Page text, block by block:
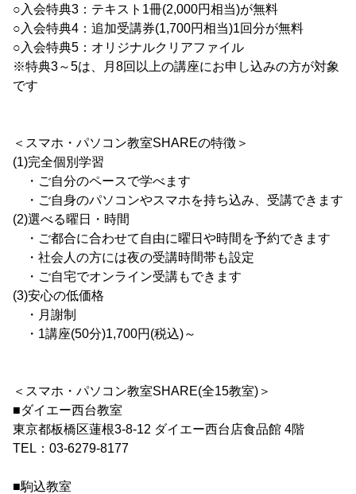
○入会特典3：テキスト1冊(2,000円相当)が無料
○入会特典4：追加受講券(1,700円相当)1回分が無料
○入会特典5：オリジナルクリアファイル
※特典3～5は、月8回以上の講座にお申し込みの方が対象
です
＜スマホ・パソコン教室SHAREの特徴＞
(1)完全個別学習
・ご自分のペースで学べます
・ご自身のパソコンやスマホを持ち込み、受講できます
(2)選べる曜日・時間
・ご都合に合わせて自由に曜日や時間を予約できます
・社会人の方には夜の受講時間帯も設定
・ご自宅でオンライン受講もできます
(3)安心の低価格
・月謝制
・1講座(50分)1,700円(税込)～
＜スマホ・パソコン教室SHARE(全15教室)＞
■ダイエー西台教室
東京都板橋区蓮根3-8-12 ダイエー西台店食品館 4階
TEL：03-6279-8177
■駒込教室